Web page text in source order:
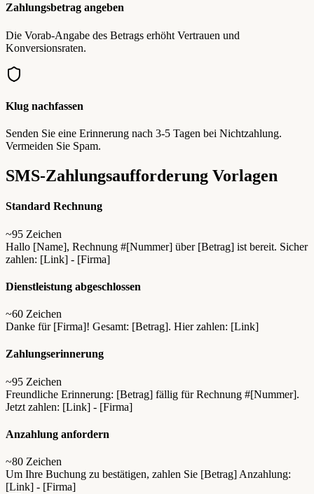
Zahlungsbetrag angeben
Die Vorab-Angabe des Betrags erhöht Vertrauen und
Konversionsraten.
Klug nachfassen
Senden Sie eine Erinnerung nach 3-5 Tagen bei Nichtzahlung.
Vermeiden Sie Spam.
SMS-Zahlungsaufforderung Vorlagen
Standard Rechnung
~95 Zeichen
Hallo [Name], Rechnung #[Nummer] über [Betrag] ist bereit. Sicher
zahlen: [Link] - [Firma]
Dienstleistung abgeschlossen
~60 Zeichen
Danke für [Firma]! Gesamt: [Betrag]. Hier zahlen: [Link]
Zahlungserinnerung
~95 Zeichen
Freundliche Erinnerung: [Betrag] fällig für Rechnung #[Nummer].
Jetzt zahlen: [Link] - [Firma]
Anzahlung anfordern
~80 Zeichen
Um Ihre Buchung zu bestätigen, zahlen Sie [Betrag] Anzahlung:
[Link] - [Firma]